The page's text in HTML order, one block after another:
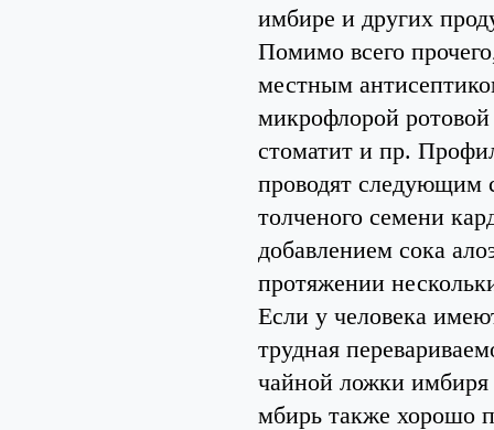
имбире и других
Помимо всего
местным
микрофлорой
стоматит и пр.
проводят следующим
толченого семени
добавлением сока
протяжении
Если у человека
трудная
чайной ложки
мбирь также хорошо